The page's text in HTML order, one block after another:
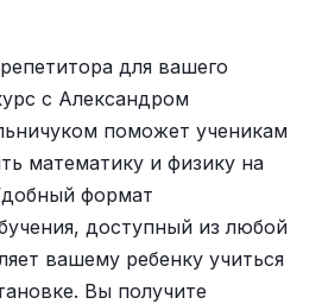
для вашего
с Александром
поможет ученикам
математику и физику на
формат
доступный из любой
вашему ребенку учиться
Вы получите